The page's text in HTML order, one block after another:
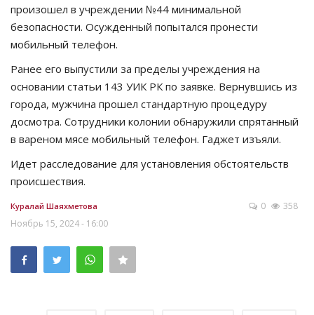
Язык
Қазақша Русский
произошел в учреждении №44 минимальной
безопасности. Осужденный попытался пронести
мобильный телефон.
Ранее его выпустили за пределы учреждения на
основании статьи 143 УИК РК по заявке. Вернувшись из
города, мужчина прошел стандартную процедуру
досмотра. Сотрудники колонии обнаружили спрятанный
в вареном мясе мобильный телефон. Гаджет изъяли.
Идет расследование для установления обстоятельств
происшествия.
Куралай Шаяхметова
Ноябрь 15, 2024 - 16:00
0 358